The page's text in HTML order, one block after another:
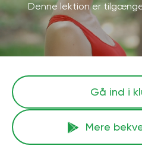
Denne lektion er
Gå ind i
Mere